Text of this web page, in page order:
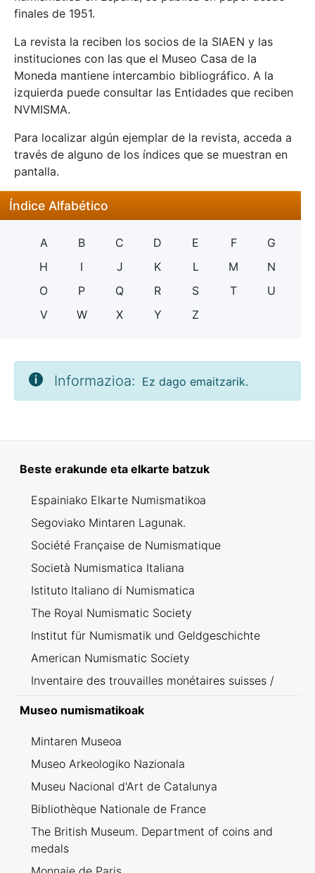
finales de 1951.
La revista la reciben los socios de la SIAEN y las
instituciones con las que el Museo Casa de la
Moneda mantiene intercambio bibliográfico. A la
izquierda puede consultar las Entidades que reciben
NVMISMA.
Para localizar algún ejemplar de la revista, acceda a
través de alguno de los índices que se muestran en
pantalla.
Índice Alfabético
A B C D E F
G
H
I J K L M
N
O
P Q R S T
U
V
W X Y Z
Informazioa: Ez dago emaitzarik.
Beste erakunde eta elkarte batzuk
Espainiako Elkarte Numismatikoa
Segoviako Mintaren Lagunak.
Société Française de Numismatique
Società Numismatica Italiana
Istituto Italiano di Numismatica
The Royal Numismatic Society
Institut für Numismatik und Geldgeschichte
American Numismatic Society
Inventaire des trouvailles monétaires suisses /
Museo numismatikoak
Mintaren Museoa
Museo Arkeologiko Nazionala
Museu Nacional d'Art de Catalunya
Bibliothèque Nationale de France
The British Museum. Department of coins and
medals